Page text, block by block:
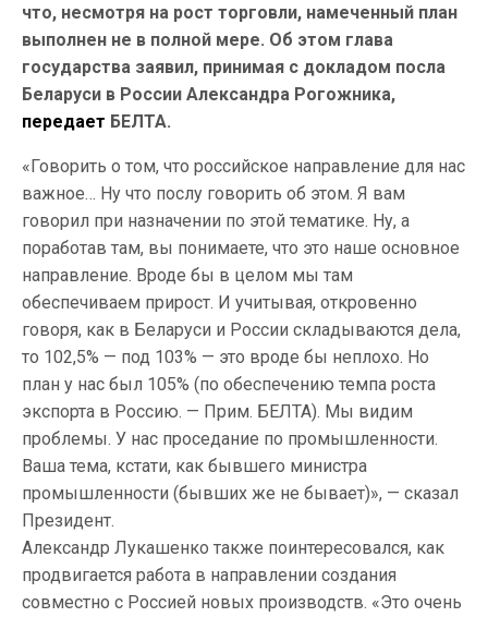
что, несмотря на рост торговли, намеченный план
выполнен не в полной мере. Об этом глава
государства заявил, принимая с докладом посла
Беларуси в России Александра Рогожника,
передает БЕЛТА.
«Говорить о том, что российское направление для нас
важное… Ну что послу говорить об этом. Я вам
говорил при назначении по этой тематике. Ну, а
поработав там, вы понимаете, что это наше основное
направление. Вроде бы в целом мы там
обеспечиваем прирост. И учитывая, откровенно
говоря, как в Беларуси и России складываются дела,
то 102,5% — под 103% — это вроде бы неплохо. Но
план у нас был 105% (по обеспечению темпа роста
экспорта в Россию. — Прим. БЕЛТА). Мы видим
проблемы. У нас проседание по промышленности.
Ваша тема, кстати, как бывшего министра
промышленности (бывших же не бывает)», — сказал
Президент.
Александр Лукашенко также поинтересовался, как
продвигается работа в направлении создания
совместно с Россией новых производств. «Это очень